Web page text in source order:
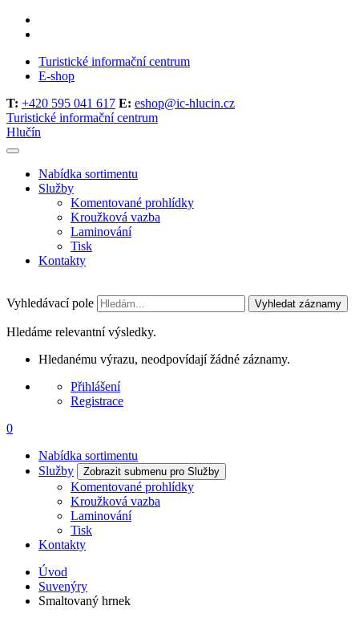
Turistické informační centrum
E-shop
T: +420 595 041 617 E: eshop@ic-hlucin.cz
Turistické informační centrum
Hlučín
Nabídka sortimentu
Služby
Komentované prohlídky
Kroužková vazba
Laminování
Tisk
Kontakty
Vyhledávací pole Vyhledat záznamy
Hledáme relevantní výsledky.
Hledanému výrazu, neodpovídají žádné záznamy.
Přihlášení
Registrace
0
Nabídka sortimentu
Služby
Zobrazit submenu pro Služby
Komentované prohlídky
Kroužková vazba
Laminování
Tisk
Kontakty
Úvod
Suvenýry
Smaltovaný hrnek